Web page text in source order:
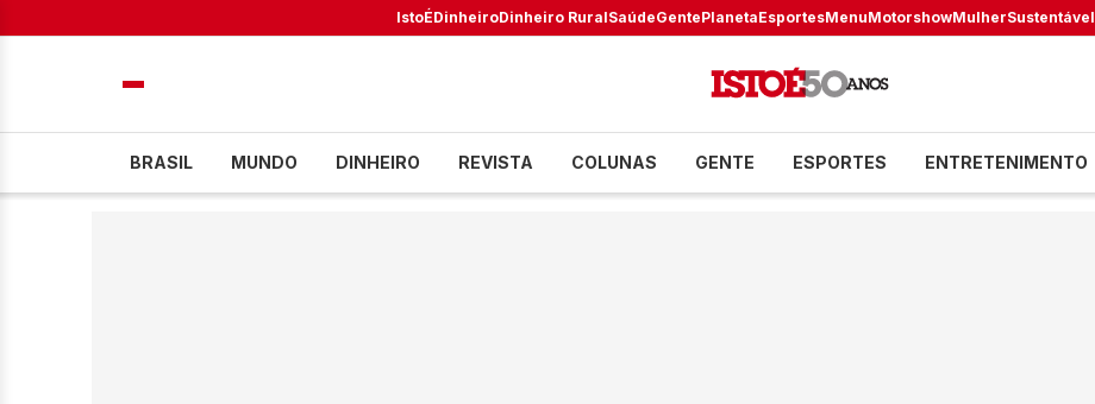
IstoÉDinheiroDinheiro RuralSaúdeGentePlanetaEsportesMenuMotorshowMulherSustentável
BRASIL MUNDO DINHEIRO REVISTA COLUNAS GENTE ESPORTES ENTRETENIMENTO